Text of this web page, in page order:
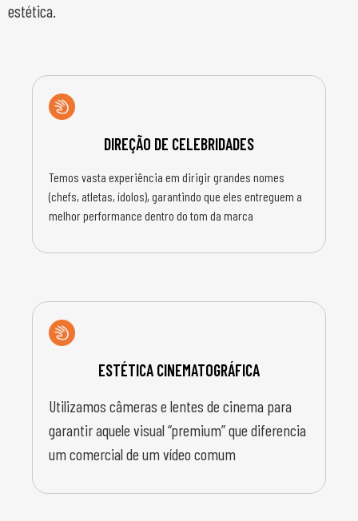
estética.
DIREÇÃO DE CELEBRIDADES
Temos vasta experiência em dirigir grandes nomes
(chefs, atletas, ídolos), garantindo que eles entreguem a
melhor performance dentro do tom da marca
ESTÉTICA CINEMATOGRÁFICA
Utilizamos câmeras e lentes de cinema para
garantir aquele visual “premium” que diferencia
um comercial de um vídeo comum